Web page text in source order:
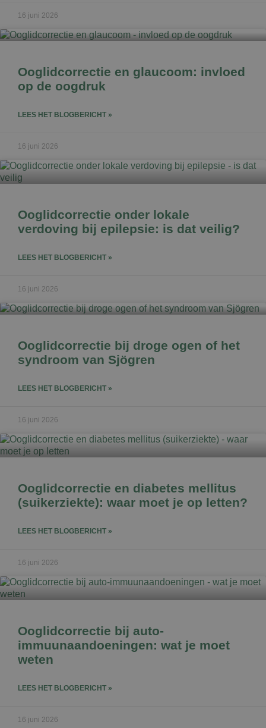
16 juni 2026
Ooglidcorrectie en glaucoom: invloed
op de oogdruk
LEES HET BLOGBERICHT »
16 juni 2026
Ooglidcorrectie onder lokale
verdoving bij epilepsie: is dat veilig?
LEES HET BLOGBERICHT »
16 juni 2026
Ooglidcorrectie bij droge ogen of het
syndroom van Sjögren
LEES HET BLOGBERICHT »
16 juni 2026
Ooglidcorrectie en diabetes mellitus
(suikerziekte): waar moet je op letten?
LEES HET BLOGBERICHT »
16 juni 2026
Ooglidcorrectie bij auto-
immuunaandoeningen: wat je moet
weten
LEES HET BLOGBERICHT »
16 juni 2026